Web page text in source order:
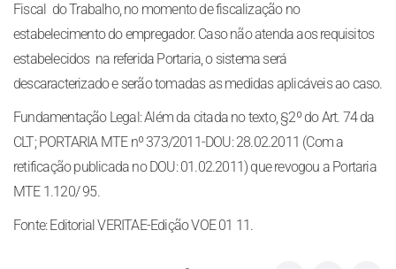
Fiscal do Trabalho, no momento de fiscalização no
estabelecimento do empregador. Caso não atenda aos requisitos
estabelecidos na referida Portaria, o sistema será
descaracterizado e serão tomadas as medidas aplicáveis ao caso.
Fundamentação Legal: Além da citada no texto, §2º do Art. 74 da
CLT; PORTARIA MTE nº 373/2011-DOU: 28.02.2011 (Com a
retificação publicada no DOU: 01.02.2011) que revogou a Portaria
MTE 1.120/ 95.
Fonte: Editorial VERITAE-Edição VOE 01 11.